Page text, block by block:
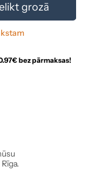
grozā
€ bez pārmaksas!